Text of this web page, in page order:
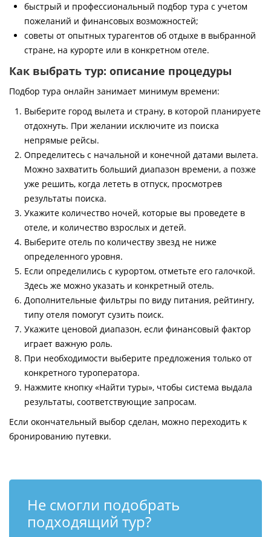
быстрый и профессиональный подбор тура с учетом
пожеланий и финансовых возможностей;
советы от опытных турагентов об отдыхе в выбранной
стране, на курорте или в конкретном отеле.
Как выбрать тур: описание процедуры
Подбор тура онлайн занимает минимум времени:
Выберите город вылета и страну, в которой планируете
отдохнуть. При желании исключите из поиска
непрямые рейсы.
Определитесь с начальной и конечной датами вылета.
Можно захватить больший диапазон времени, а позже
уже решить, когда лететь в отпуск, просмотрев
результаты поиска.
Укажите количество ночей, которые вы проведете в
отеле, и количество взрослых и детей.
Выберите отель по количеству звезд не ниже
определенного уровня.
Если определились с курортом, отметьте его галочкой.
Здесь же можно указать и конкретный отель.
Дополнительные фильтры по виду питания, рейтингу,
типу отеля помогут сузить поиск.
Укажите ценовой диапазон, если финансовый фактор
играет важную роль.
При необходимости выберите предложения только от
конкретного туроператора.
Нажмите кнопку «Найти туры», чтобы система выдала
результаты, соответствующие запросам.
Если окончательный выбор сделан, можно переходить к
бронированию путевки.
Не смогли подобрать
подходящий тур?